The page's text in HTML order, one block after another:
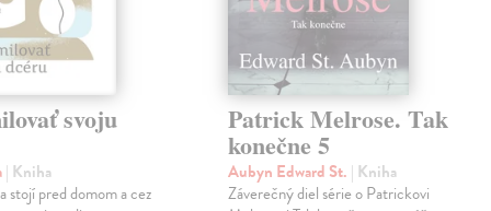
svoju
| Kniha
stojí pred domom a cez
Patrick Melrose. Tak
konečne 5
Aubyn Edward St. | Kniha
Záverečný diel série o Patrickovi